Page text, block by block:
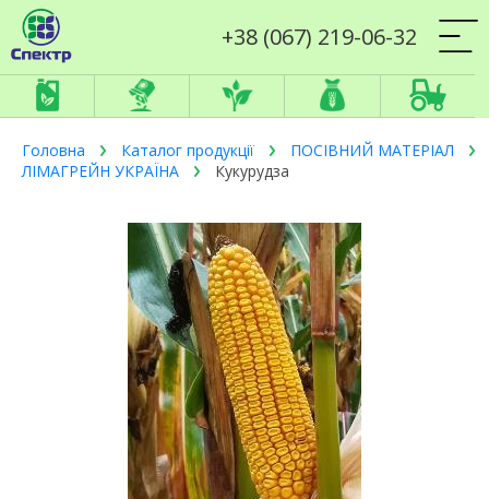
+38 (067) 219-06-32
Головна Каталог продукції
ПОСІВНИЙ МАТЕРІАЛ
ЛІМАГРЕЙН УКРАЇНА
Кукурудза